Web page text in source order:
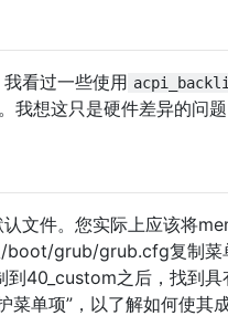
看过一些使用
我想这只是硬件差异的问
文件。您实际上应该将
grub/grub.cfg复制菜
40_custom之后，找到具
菜单项”，以了解如何使其